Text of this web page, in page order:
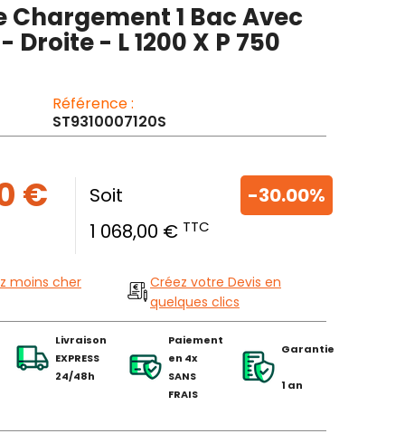
Chargement 1 Bac Avec
Droite - L 1200 X P 750
Référence :
ST9310007120S
€
Soit
1 068,00 € TTC
-30.00%
moins cher
Créez votre Devis en
quelques clics
Livraison
EXPRESS
24/48h
Paiement
en 4x
SANS
FRAIS
Garantie
1 an